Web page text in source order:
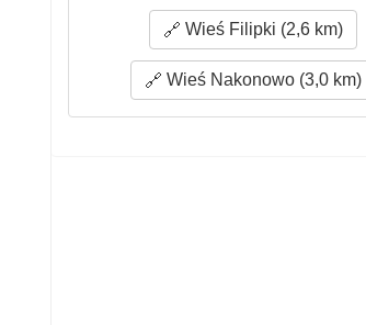
Wieś Filipki (2,6 km)
Wieś Nakonowo (3,0 km)